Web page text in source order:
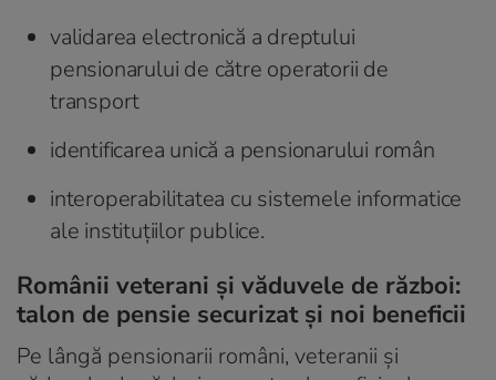
validarea electronică a dreptului
pensionarului de către operatorii de
transport
identificarea unică a pensionarului român
interoperabilitatea cu sistemele informatice
ale instituțiilor publice.
Românii veterani și văduvele de război:
talon de pensie securizat și noi beneficii
Pe lângă pensionarii români, veteranii și